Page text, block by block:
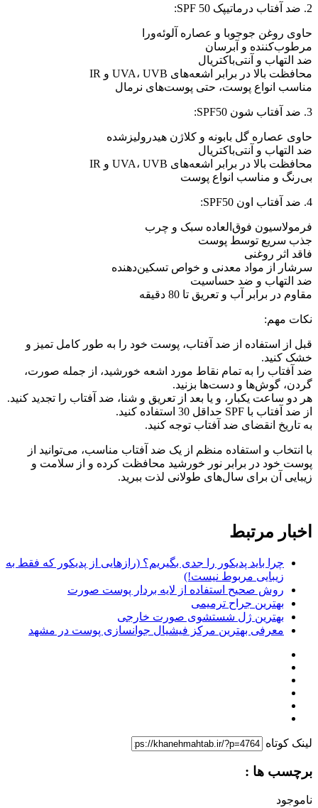
2. ضد آفتاب درماتیپک SPF 50:
حاوی روغن جوجوبا و عصاره آلوئه‌ورا
مرطوب‌کننده و آبرسان
ضد التهاب و آنتی‌باکتریال
محافظت بالا در برابر اشعه‌های UVA، UVB و IR
مناسب انواع پوست، حتی پوست‌های نرمال
3. ضد آفتاب شون SPF50:
حاوی عصاره گل بابونه و کلاژن هیدرولیزشده
ضد التهاب و آنتی‌باکتریال
محافظت بالا در برابر اشعه‌های UVA، UVB و IR
بی‌رنگ و مناسب انواع پوست
4. ضد آفتاب اون SPF50:
فرمولاسیون فوق‌العاده سبک و چرب
جذب سریع توسط پوست
فاقد اثر روغنی
سرشار از مواد معدنی و خواص تسکین‌دهنده
ضد التهاب و ضد حساسیت
مقاوم در برابر آب و تعریق تا 80 دقیقه
نکات مهم:
قبل از استفاده از ضد آفتاب، پوست خود را به طور کامل تمیز و
خشک کنید.
ضد آفتاب را به تمام نقاط مورد اشعه خورشید، از جمله صورت،
گردن، گوش‌ها و دست‌ها بزنید.
هر دو ساعت یکبار، و یا بعد از تعریق و شنا، ضد آفتاب را تجدید کنید.
از ضد آفتاب با SPF حداقل 30 استفاده کنید.
به تاریخ انقضای ضد آفتاب توجه کنید.
با انتخاب و استفاده منظم از یک ضد آفتاب مناسب، می‌توانید از
پوست خود در برابر نور خورشید محافظت کرده و از سلامت و
زیبایی آن برای سال‌های طولانی لذت ببرید.
اخبار مرتبط
چرا باید پدیکور را جدی بگیریم؟ (رازهایی از پدیکور که فقط به
زیبایی مربوط نیست!)
روش صحیح استفاده از لایه بردار پوست صورت
بهترین جراح ترمیمی
بهترین ژل شستشوی صورت خارجی
معرفی بهترین مرکز فیشیال جوانسازی پوست در مشهد
لینک کوتاه
برچسب ها :
ناموجود